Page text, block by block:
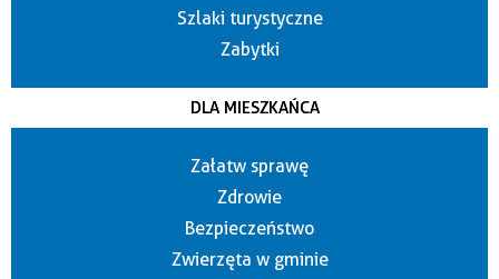
Szlaki turystyczne
Zabytki
DLA MIESZKAŃCA
Załatw sprawę
Zdrowie
Bezpieczeństwo
Zwierzęta w gminie